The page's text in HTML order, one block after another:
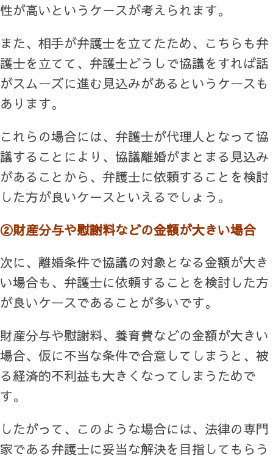
性が高いというケースが考えられます。
また、相手が弁護士を立てたため、こちらも弁
護士を立てて、弁護士どうしで協議をすれば話
がスムーズに進む見込みがあるというケースも
あります。
これらの場合には、弁護士が代理人となって協
議することにより、協議離婚がまとまる見込み
があることから、弁護士に依頼することを検討
した方が良いケースといえるでしょう。
②財産分与や慰謝料などの金額が大きい場合
次に、離婚条件で協議の対象となる金額が大き
い場合も、弁護士に依頼することを検討した方
が良いケースであることが多いです。
財産分与や慰謝料、養育費などの金額が大きい
場合、仮に不当な条件で合意してしまうと、被
る経済的不利益も大きくなってしまうためで
す。
したがって、このような場合には、法律の専門
家である弁護士に妥当な解決を目指してもらう